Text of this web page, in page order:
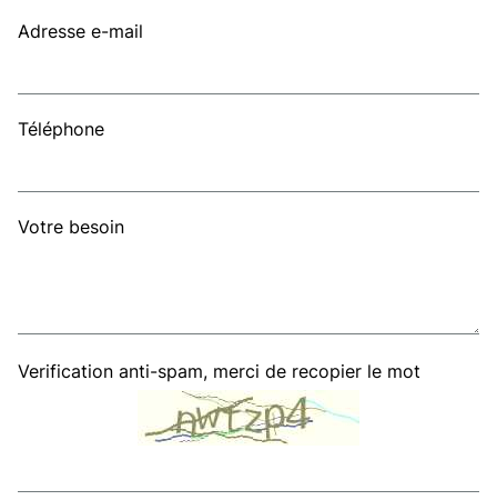
Adresse e-mail
Téléphone
Votre besoin
Verification anti-spam, merci de recopier le mot